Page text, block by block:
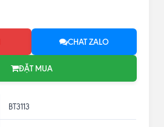
CHAT ZALO
ĐẶT MUA
BT3113